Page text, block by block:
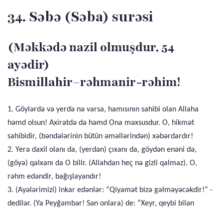
34. Səbə (Səba) surəsi
(Məkkədə nazil olmuşdur, 54
ayədir)
Bismillahir–rəhmanir-rəhim!
1. Göylərdə və yerdə nə varsa, hamısının sahibi olan Allaha
həmd olsun! Axirətdə də həmd Ona məxsusdur. O, hikmət
sahibidir, (bəndələrinin bütün əməllərindən) xəbərdardır!
2. Yerə daxil olanı da, (yerdən) çıxanı da, göydən enəni də,
(göyə) qalxanı da O bilir. (Allahdan heç nə gizli qalmaz). O,
rəhm edəndir, bağışlayandır!
3. (Ayələrimizi) inkar edənlər: “Qiyamət bizə gəlməyəcəkdir!” -
dedilər. (Ya Peyğəmbər! Sən onlara) de: “Xeyr, qeybi bilən